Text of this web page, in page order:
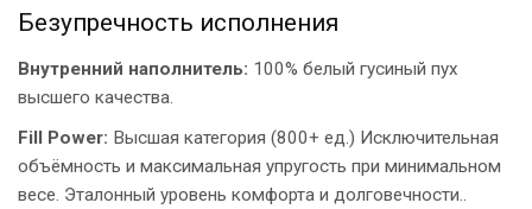
Безупречность исполнения
Внутренний наполнитель: 100% белый гусиный пух
высшего качества.
Fill Power: Высшая категория (800+ ед.) Исключительная
объёмность и максимальная упругость при минимальном
весе. Эталонный уровень комфорта и долговечности..